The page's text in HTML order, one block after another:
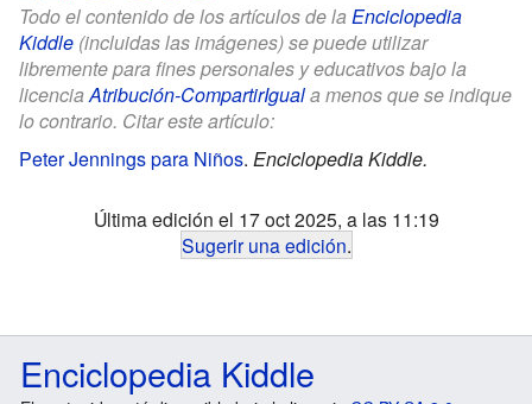
Todo el contenido de los artículos de la Enciclopedia
Kiddle (incluidas las imágenes) se puede utilizar
libremente para fines personales y educativos bajo la
licenciaAtribución-CompartirIguala menos que se indique
lo contrario. Citar este artículo:
Peter Jennings para Niños. Enciclopedia Kiddle.
Última edición el 17 oct 2025, a las 11:19
Sugerir una edición.
Enciclopedia Kiddle